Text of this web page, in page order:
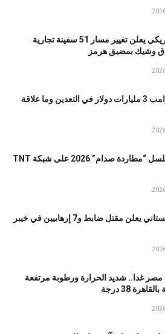
الجيش الأمريكي يعلن تغيير مسار 51 سفينة تجارية
وشيك بمضيق هرمز
لماذا ضخ ترامب 3 مليارات دولار في التعدين وما علاقة
تفاصيل مسلسل “مطاردة صدام” 2026 على شبكة TNT
الجيش الباكستاني يعلن مقتل ضابط و7 إرهابيين في خيبر
غدا.. شديد الحرارة ورطوبة مرتفعة
38 درجة